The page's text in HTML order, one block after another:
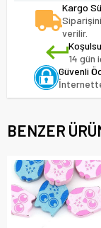
Kargo
verilir.
14 gün
Güvenli
BENZER